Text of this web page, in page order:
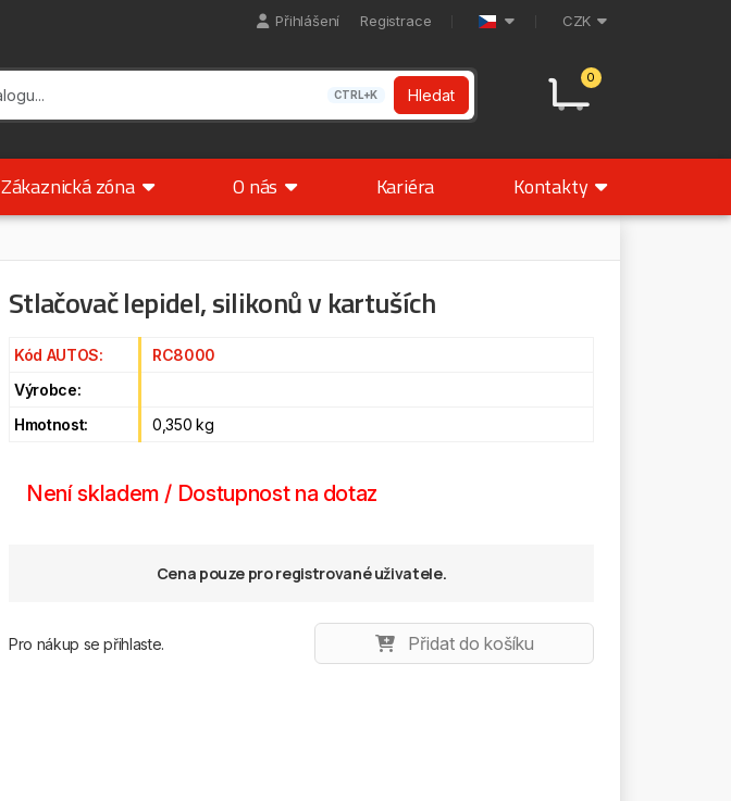
Přihlášení Registrace CZK
0
CTRL+K Hledat
Zákaznická zóna O nás Kariéra Kontakty
Stlačovač lepidel, silikonů v kartuších
Kód AUTOS:
RC8000
Výrobce:
Hmotnost:
0,350 kg
Není skladem / Dostupnost na dotaz
Cena pouze pro registrované uživatele.
Pro nákup se přihlaste. Přidat do košíku